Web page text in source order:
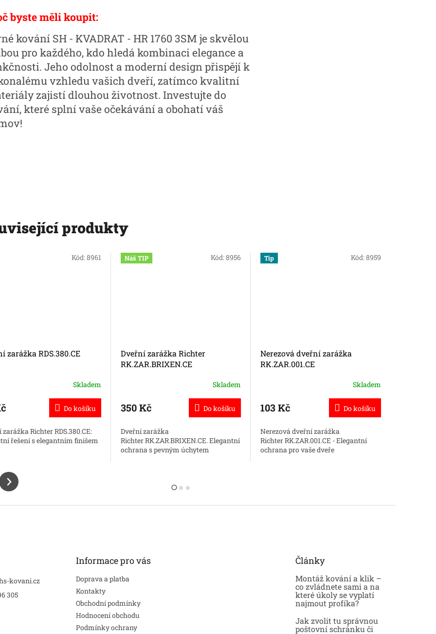
byste měli koupit:
kování SH - KVADRAT - HR 1760 3SM je skvělou
pro každého, kdo hledá kombinaci elegance a
Jeho odolnost a moderní design přispějí k
vzhledu vašich dveří, zatímco kvalitní
zajistí dlouhou životnost. Investujte do
které splní vaše očekávání a obohatí váš
produkty
zarážka RDS.380.CE
Skladem
Do košíku
zarážka Richter RDS.380.CE:
řešení s elegantním finišem
Kód:8961 Náš TIP
Dveřní zarážka Richter
RK.ZAR.BRIXEN.CE
Skladem
350 Kč Do košíku
Dveřní zarážka
Richter RK.ZAR.BRIXEN.CE. Elegantní
ochrana s pevným úchytem
Kód:8956 Tip
Nerezová dveřní zarážka
RK.ZAR.001.CE
Skladem
103 Kč Do košíku
Nerezová dveřní zarážka
Richter RK.ZAR.001.CE - Elegantní
ochrana pro vaše dveře
Kód:8959
kovani.cz
305
Informace pro vás
Doprava a platba
Kontakty
Obchodní podmínky
Hodnocení obchodu
Podmínky ochrany
Články
Montáž kování a klik –
co zvládnete sami a na
které úkoly se vyplatí
najmout profíka?
Jak zvolit tu správnou
poštovní schránku či